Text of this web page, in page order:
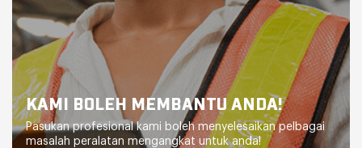
KAMI BOLEH MEMBANTU ANDA!
Pasukan profesional kami boleh menyelesaikan pelbagai
masalah peralatan mengangkat untuk anda!